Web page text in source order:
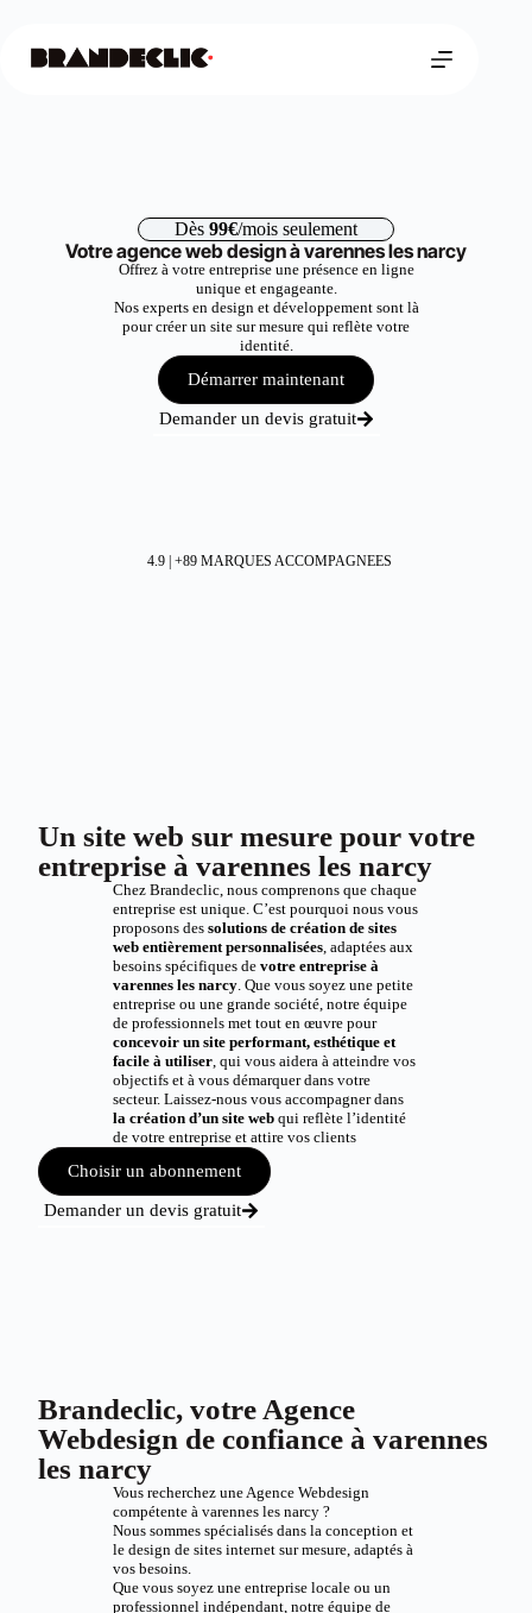
Dès 99€/mois seulement
Votre agence web design à varennes les narcy
Offrez à votre entreprise une présence en ligne
unique et engageante.
Nos experts en design et développement sont là
pour créer un site sur mesure qui reflète votre
identité.
Démarrer maintenant
Demander un devis gratuit
4.9 | +89 MARQUES ACCOMPAGNEES
Un site web sur mesure pour votre
entreprise à varennes les narcy
Chez Brandeclic, nous comprenons que chaque
entreprise est unique. C’est pourquoi nous vous
proposons des solutions de création de sites
web entièrement personnalisées, adaptées aux
besoins spécifiques de votre entreprise à
varennes les narcy. Que vous soyez une petite
entreprise ou une grande société, notre équipe
de professionnels met tout en œuvre pour
concevoir un site performant, esthétique et
facile à utiliser, qui vous aidera à atteindre vos
objectifs et à vous démarquer dans votre
secteur. Laissez-nous vous accompagner dans
la création d’un site webqui reflète l’identité
de votre entreprise et attire vos clients
Choisir un abonnement
Demander un devis gratuit
Brandeclic, votre Agence
Webdesign de confiance à varennes
les narcy
Vous recherchez une Agence Webdesign
compétente à varennes les narcy ?
Nous sommes spécialisés dans la conception et
le design de sites internet sur mesure, adaptés à
vos besoins.
Que vous soyez une entreprise locale ou un
professionnel indépendant, notre équipe de